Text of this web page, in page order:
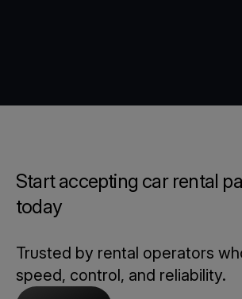
Start accepting car rental
today
Trusted by rental operators
speed, control, and reliability.